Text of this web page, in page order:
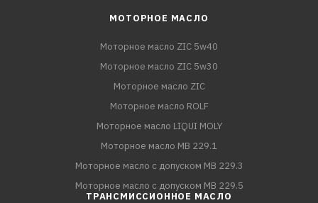
МОТОРНОЕ МАСЛО
Моторное масло ZIC 5w40
Моторное масло ZIC 5w30
Моторное масло ZIC
Моторное масло ROLF
Моторное масло LIQUI MOLY
Моторное масло MB 229.1
Моторное масло с допуском MB 229.3
Моторное масло с допуском MB 229.5
ТРАНСМИССИОННОЕ МАСЛО